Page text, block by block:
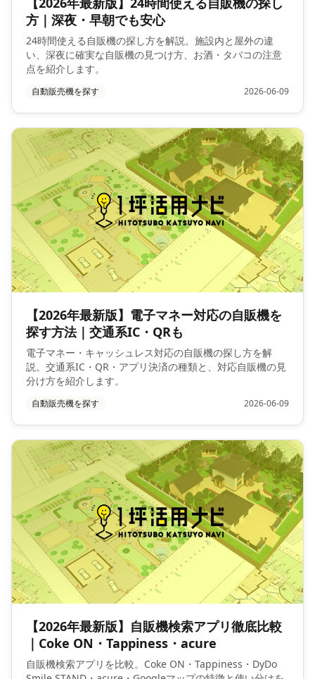
方｜深夜・早朝でも安心
24時間使える自販機の探し方を解説。施設内と屋外の違
い、深夜に確実な自販機の見つけ方、お酒・タバコの注意
点を紹介します。
自動販売機を探す 2026-06-09
【2026年最新版】電子マネー対応の自販機を
探す方法｜交通系IC・QRも
電子マネー・キャッシュレス対応の自販機の探し方を解
説。交通系IC・QR・アプリ決済の種類と、対応自販機の見
分け方を紹介します。
自動販売機を探す 2026-06-09
【2026年最新版】自販機検索アプリ徹底比較
｜Coke ON・Tappiness・acure
自販機検索アプリを比較。Coke ON・Tappiness・DyDo